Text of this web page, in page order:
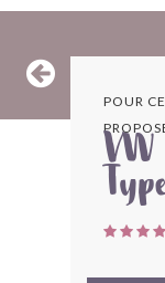
LES
POUR CE